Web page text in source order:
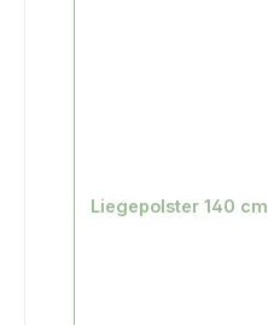
Liegepolster 140 cm